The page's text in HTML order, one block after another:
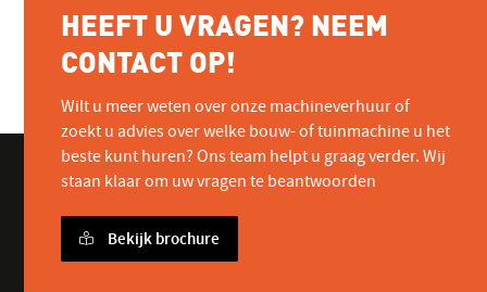
HEEFT U VRAGEN? NEEM
CONTACT OP!
Wilt u meer weten over onze machineverhuur of
zoekt u advies over welke bouw- of tuinmachine u het
beste kunt huren? Ons team helpt u graag verder. Wij
staan klaar om uw vragen te beantwoorden
Bekijk brochure